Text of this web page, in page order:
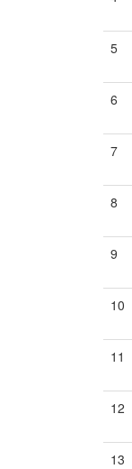
5
6
7
8
9
10
11
12
13